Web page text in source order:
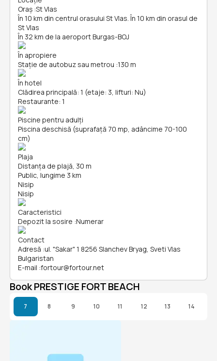
Oraș :St Vlas
În 10 km din centrul orasului St Vlas. În 10 km din orasul de
St Vlas
În 32 km de la aeroport Burgas-BOJ
În apropiere
Stație de autobuz sau metrou :130 m
În hotel
Clădirea principală: 1 (etaje: 3, lifturi: Nu)
Restaurante: 1
Piscine pentru adulți
Piscina deschisă (suprafață 70 mp, adâncime 70-100
cm)
Plaja
Distanța de plajă, 30 m
Public, lungime 3 km
Nisip
Nisip
Caracteristici
Depozit la sosire :Numerar
Contact
Adresă :ul. "Sakar" 1 8256 Slanchev Bryag, Sveti Vlas
Bulgaristan
E-mail :fortour@fortour.net
Book PRESTIGE FORT BEACH
7 8 9 10 11 12 13 14